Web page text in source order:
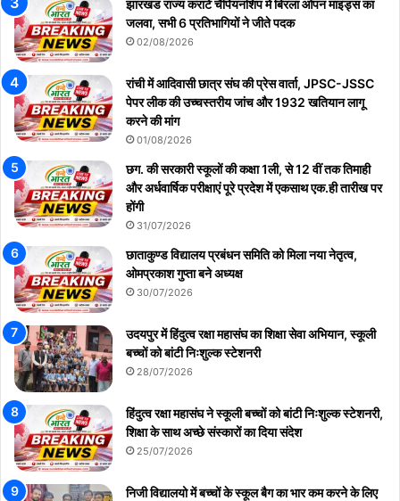
झारखंड राज्य कराटे चैंपियनशिप में बिरला ओपन माइंड्स का
जलवा, सभी 6 प्रतिभागियों ने जीते पदक
02/08/2026
रांची में आदिवासी छात्र संघ की प्रेस वार्ता, JPSC-JSSC
पेपर लीक की उच्चस्तरीय जांच और 1932 खतियान लागू
करने की मांग
01/08/2026
छग. की सरकारी स्कूलों की कक्षा 1ली, से 12 वीं तक तिमाही
और अर्धवार्षिक परीक्षाएं पूरे प्रदेश में एकसाथ एक.ही तारीख पर
होंगी
31/07/2026
छाताकुण्ड विद्यालय प्रबंधन समिति को मिला नया नेतृत्व,
ओमप्रकाश गुप्ता बने अध्यक्ष
30/07/2026
उदयपुर में हिंदुत्व रक्षा महासंघ का शिक्षा सेवा अभियान, स्कूली
बच्चों को बांटी निःशुल्क स्टेशनरी
28/07/2026
हिंदुत्व रक्षा महासंघ ने स्कूली बच्चों को बांटी निःशुल्क स्टेशनरी,
शिक्षा के साथ अच्छे संस्कारों का दिया संदेश
25/07/2026
निजी विद्यालयो में बच्चों के स्कूल बैग का भार कम करने के लिए